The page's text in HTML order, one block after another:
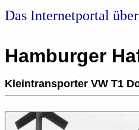
Das Internetportal
Hamburger
Kleintransporter VW T1